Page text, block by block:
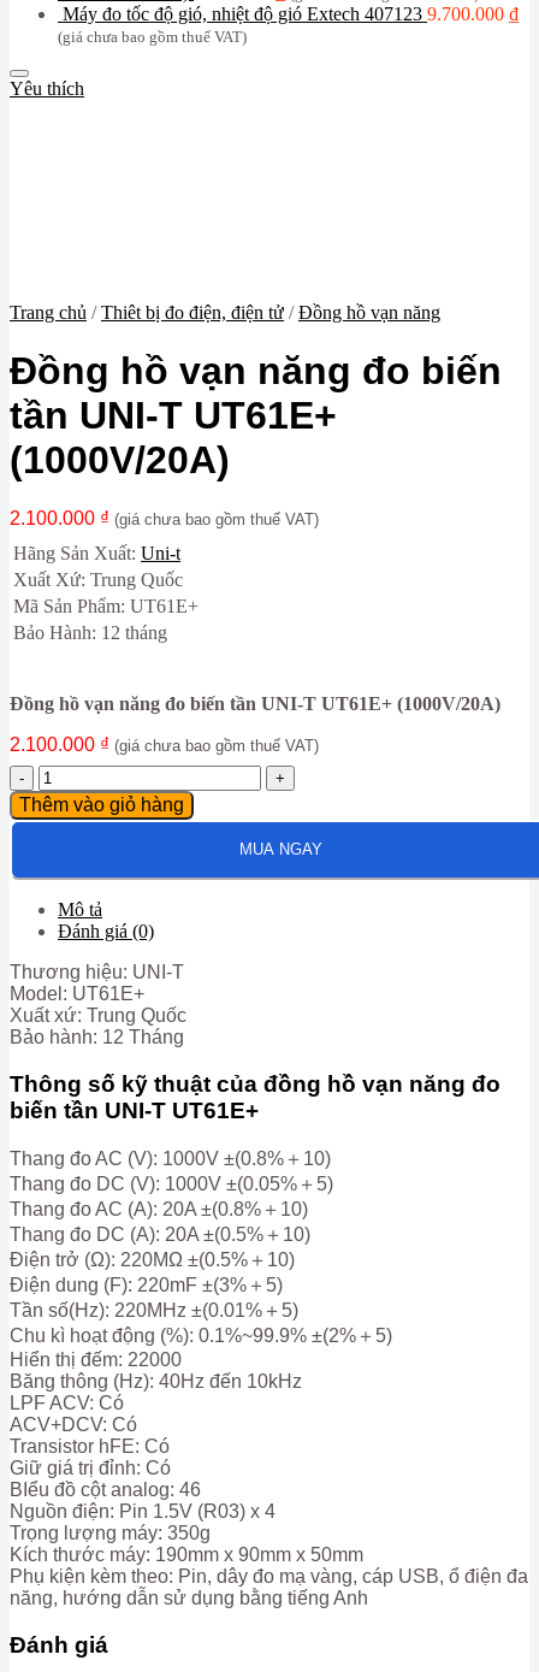
Máy đo tốc độ gió, nhiệt độ gió Extech 407123 9.700.000 ₫
(giá chưa bao gồm thuế VAT)
Yêu thích
Trang chủ / Thiêt bị đo điện, điện tử / Đồng hồ vạn năng
Đồng hồ vạn năng đo biến
tần UNI-T UT61E+
(1000V/20A)
2.100.000 ₫ (giá chưa bao gồm thuế VAT)
Hãng Sản Xuất: Uni-t
Xuất Xứ: Trung Quốc
Mã Sản Phẩm: UT61E+
Bảo Hành: 12 tháng
Đồng hồ vạn năng đo biến tần UNI-T UT61E+ (1000V/20A)
2.100.000 ₫ (giá chưa bao gồm thuế VAT)
Đồng
hồ
vạn
biến
tần
UNI-
UT61E+
(1000V/20A)
số
lượng
Thêm vào giỏ hàng
MUA NGAY
Mô tả
Đánh giá (0)
Thương hiệu: UNI-T
Model: UT61E+
Xuất xứ: Trung Quốc
Bảo hành: 12 Tháng
Thông số kỹ thuật của đồng hồ vạn năng đo
biến tần UNI-T UT61E+
Thang đo AC (V): 1000V ±(0.8%＋10)
Thang đo DC (V): 1000V ±(0.05%＋5)
Thang đo AC (A): 20A ±(0.8%＋10)
Thang đo DC (A): 20A ±(0.5%＋10)
Điện trở (Ω): 220MΩ ±(0.5%＋10)
Điện dung (F): 220mF ±(3%＋5)
Tần số(Hz): 220MHz ±(0.01%＋5)
Chu kì hoạt động (%): 0.1%~99.9% ±(2%＋5)
Hiển thị đếm: 22000
Băng thông (Hz): 40Hz đến 10kHz
LPF ACV: Có
ACV+DCV: Có
Transistor hFE: Có
Giữ giá trị đỉnh: Có
BIểu đồ cột analog: 46
Nguồn điện: Pin 1.5V (R03) x 4
Trọng lượng máy: 350g
Kích thước máy: 190mm x 90mm x 50mm
Phụ kiện kèm theo: Pin, dây đo mạ vàng, cáp USB, ổ điện đa
năng, hướng dẫn sử dụng bằng tiếng Anh
Đánh giá